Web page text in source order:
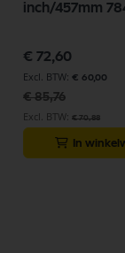
betrouwbaarheid
Bekijk meer Numatic
inch/457mm
Speciale
prijs
€ 72,60
€ 60,00
€ 85,76
€ 70,88
In